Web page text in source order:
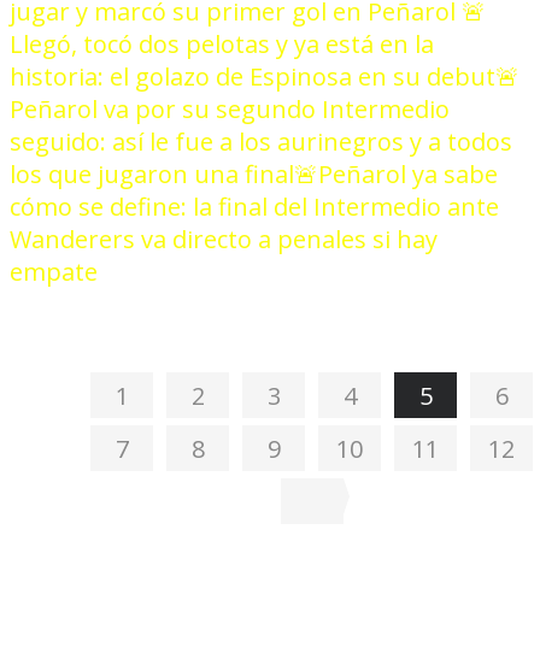
jugar y marcó su primer gol en Peñarol 🚨
Llegó, tocó dos pelotas y ya está en la
historia: el golazo de Espinosa en su debut🚨
Peñarol va por su segundo Intermedio
seguido: así le fue a los aurinegros y a todos
los que jugaron una final🚨Peñarol ya sabe
cómo se define: la final del Intermedio ante
Wanderers va directo a penales si hay
empate
1 2 3 4 5
6
7
8 9 10 11 12